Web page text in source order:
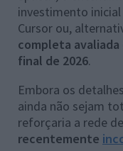
investimento
Cursor ou,
completa avaliada
final de 2026.
Embora os
ainda não sejam
reforçaria a rede
recentemente